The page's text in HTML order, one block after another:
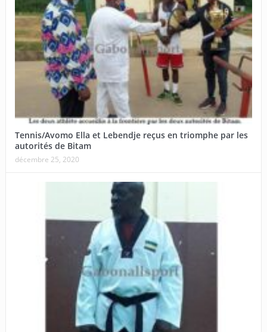
Tennis/Avomo Ella et Lebendje reçus en triomphe par les
autorités de Bitam
décembre 25, 2020